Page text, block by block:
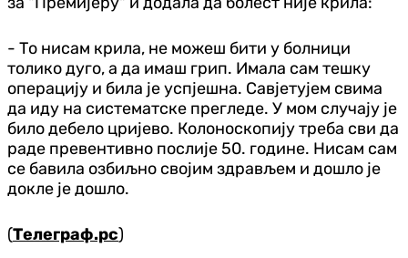
- То нисам крила, не можеш бити у болници
толико дуго, а да имаш грип. Имала сам тешку
операцију и била је успјешна. Савјетујем свима
да иду на систематске прегледе. У мом случају је
било дебело цријево. Колоноскопију треба сви да
раде превентивно послије 50. године. Нисам сам
се бавила озбиљно својим здрављем и дошло је
докле је дошло.
(Телеграф.рс)